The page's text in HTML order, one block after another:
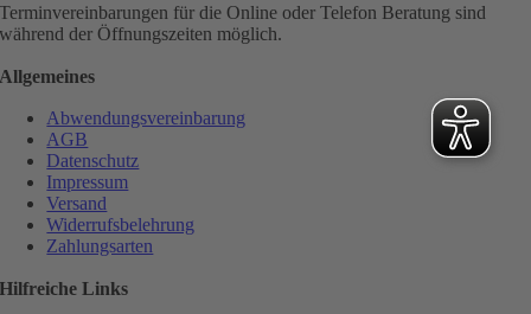
Terminvereinbarungen für die Online oder Telefon Beratung sind
während der Öffnungszeiten möglich.
Allgemeines
Abwendungsvereinbarung
AGB
Datenschutz
Impressum
Versand
Widerrufsbelehrung
Zahlungsarten
Hilfreiche Links